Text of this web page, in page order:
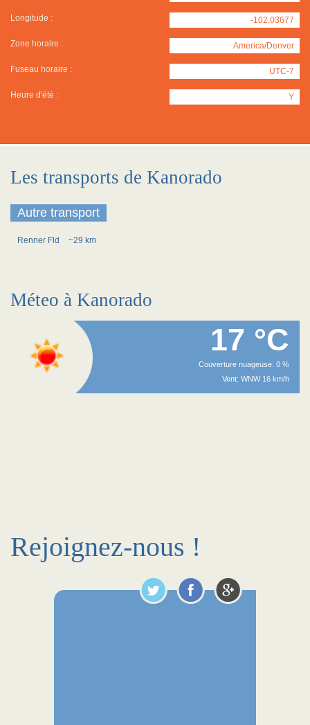
Longitude : -102.03677
Zone horaire : America/Denver
Fuseau horaire : UTC-7
Heure d'été : Y
Les transports de Kanorado
Autre transport
Renner Fld ~29 km
Méteo à Kanorado
17 °C
Couverture nuageuse: 0 %
Vent: WNW 16 km/h
Rejoignez-nous !